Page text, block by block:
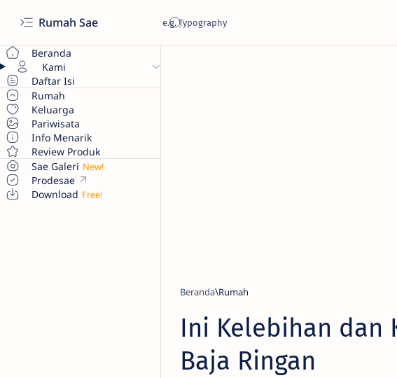
Rumah Sae
Beranda
Kami
Daftar Isi
Rumah
Keluarga
Pariwisata
Info Menarik
Review Produk
Sae Galeri
Prodesae
Download
Beranda Rumah
Ini Kelebihan dan
Baja Ringan